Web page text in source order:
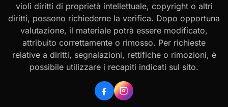
violi diritti di proprietà intellettuale, copyright o altri
diritti, possono richiederne la verifica. Dopo opportuna
valutazione, il materiale potrà essere modificato,
attribuito correttamente o rimosso. Per richieste
relative a diritti, segnalazioni, rettifiche o rimozioni, è
possibile utilizzare i recapiti indicati sul sito.